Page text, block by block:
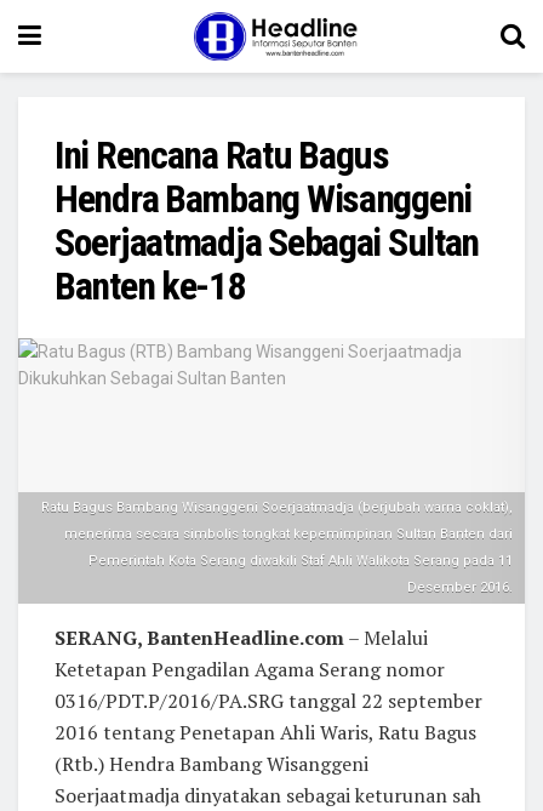
Ini Rencana Ratu Bagus
Hendra Bambang Wisanggeni
Soerjaatmadja Sebagai Sultan
Banten ke-18
Ratu Bagus Bambang Wisanggeni Soerjaatmadja (berjubah warna coklat),
menerima secara simbolis tongkat kepemimpinan Sultan Banten dari
Pemerintah Kota Serang diwakili Staf Ahli Walikota Serang pada 11
Desember 2016.
SERANG, BantenHeadline.com– Melalui
Ketetapan Pengadilan Agama Serang nomor
0316/PDT.P/2016/PA.SRG tanggal 22 september
2016 tentang Penetapan Ahli Waris, Ratu Bagus
(Rtb.) Hendra Bambang Wisanggeni
Soerjaatmadja dinyatakan sebagai keturunan sah